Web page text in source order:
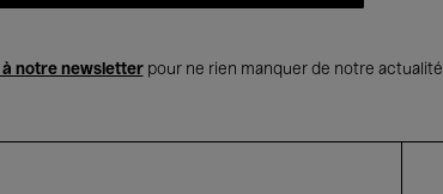
notre newsletterpour ne rien manquer de notre actualité